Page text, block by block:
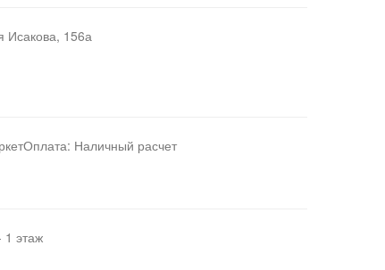
Исакова, 156а
Наличный расчет
1 этаж